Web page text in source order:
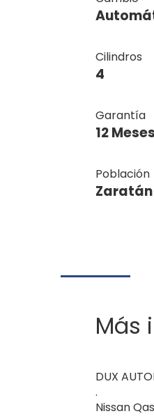
Cilindros
4
Garantía
12 Meses
Población
Zaratán
Más
DUX
.
Nissan